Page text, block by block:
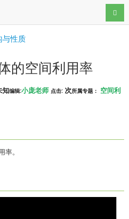
导航
与性质
的空间利用率
知编辑:小庞老师 点击: 次所属专题： 空间利
。